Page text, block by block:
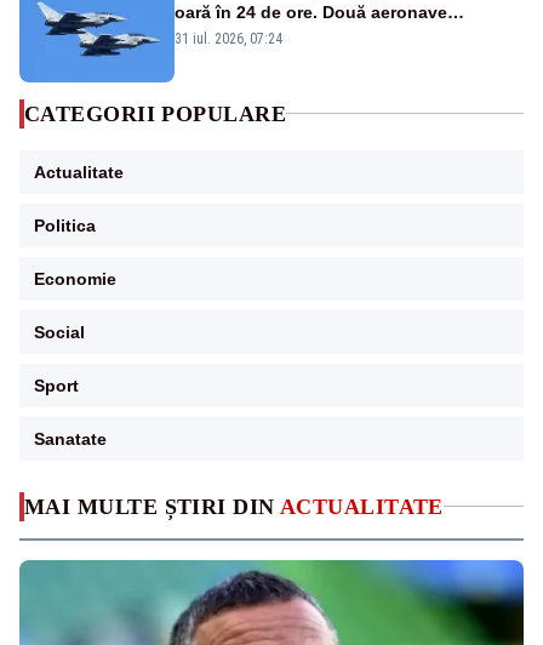
MAI MULTE ȘTIRI DIN ACTUALITATE
oară în 24 de ore. Două aeronave
Eurofighter britanice au fost ridicate de la
31 iul. 2026, 07:24
CATEGORII POPULARE
Actualitate
Politica
Economie
Social
Sport
Sanatate